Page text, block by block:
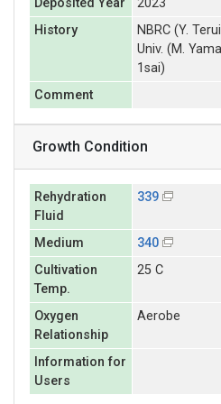
Deposited Year
2023
History
NBRC (Y.
Univ. (M.
1sai)
Comment
Growth Condition
Rehydration
Fluid
339
Medium
340
Cultivation
Temp.
25 C
Oxygen
Relationship
Aerobe
Information for
Users